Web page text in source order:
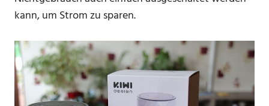
kann, um Strom zu sparen.